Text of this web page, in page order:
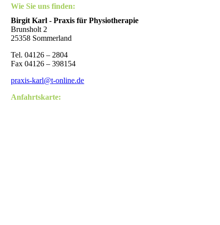
Wie Sie uns finden:
Birgit Karl - Praxis für Physiotherapie
Brunsholt 2
25358 Sommerland
Tel. 04126 – 2804
Fax 04126 – 398154
praxis-karl@t-online.de
Anfahrtskarte: